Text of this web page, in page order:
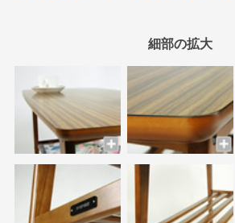
細部の拡大